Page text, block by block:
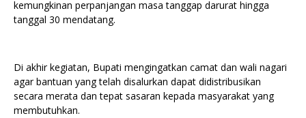
kemungkinan perpanjangan masa tanggap darurat hingga
tanggal 30 mendatang.
Di akhir kegiatan, Bupati mengingatkan camat dan wali nagari
agar bantuan yang telah disalurkan dapat didistribusikan
secara merata dan tepat sasaran kepada masyarakat yang
membutuhkan.